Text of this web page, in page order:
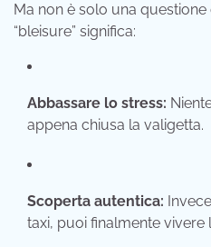
Ma non è solo una
“bleisure” significa:
Abbassare lo stress:
appena chiusa la valigetta.
Scoperta autentica:
taxi, puoi finalmente vivere